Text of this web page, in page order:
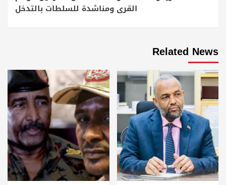
القرى ومناشدة للسلطات بالتدخل
Related News